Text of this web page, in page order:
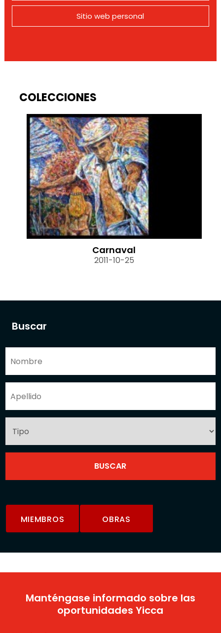
Buscar
MIEMBROS OBRAS
Sitio web personal
COLECCIONES
Carnaval
2011-10-25
Manténgase informado sobre las
oportunidades Yicca